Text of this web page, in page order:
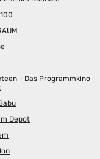
- Das Programmkino
Depot